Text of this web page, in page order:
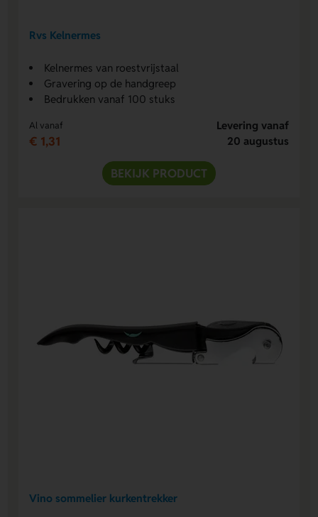
Rvs Kelnermes
Kelnermes van roestvrijstaal
Gravering op de handgreep
Bedrukken vanaf 100 stuks
Al vanaf
€ 1,31
Levering vanaf
20 augustus
BEKIJK PRODUCT
Vino sommelier kurkentrekker